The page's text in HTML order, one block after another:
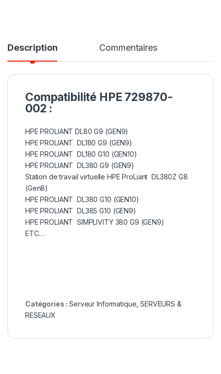
Description Commentaires
Compatibilité HPE 729870-
002 :
HPE PROLIANT DL80 G9 (GEN9)
HPE PROLIANT DL180 G9 (GEN9)
HPE PROLIANT DL180 G10 (GEN10)
HPE PROLIANT DL380 G9 (GEN9)
Station de travail virtuelle HPE ProLiant DL380Z G8
(Gen8)
HPE PROLIANT DL380 G10 (GEN10)
HPE PROLIANT DL385 G10 (GEN9)
HPE PROLIANT SIMPLIVITY 380 G9 (GEN9)
ETC…
Catégories :Serveur Informatique ,SERVEURS &
RESEAUX